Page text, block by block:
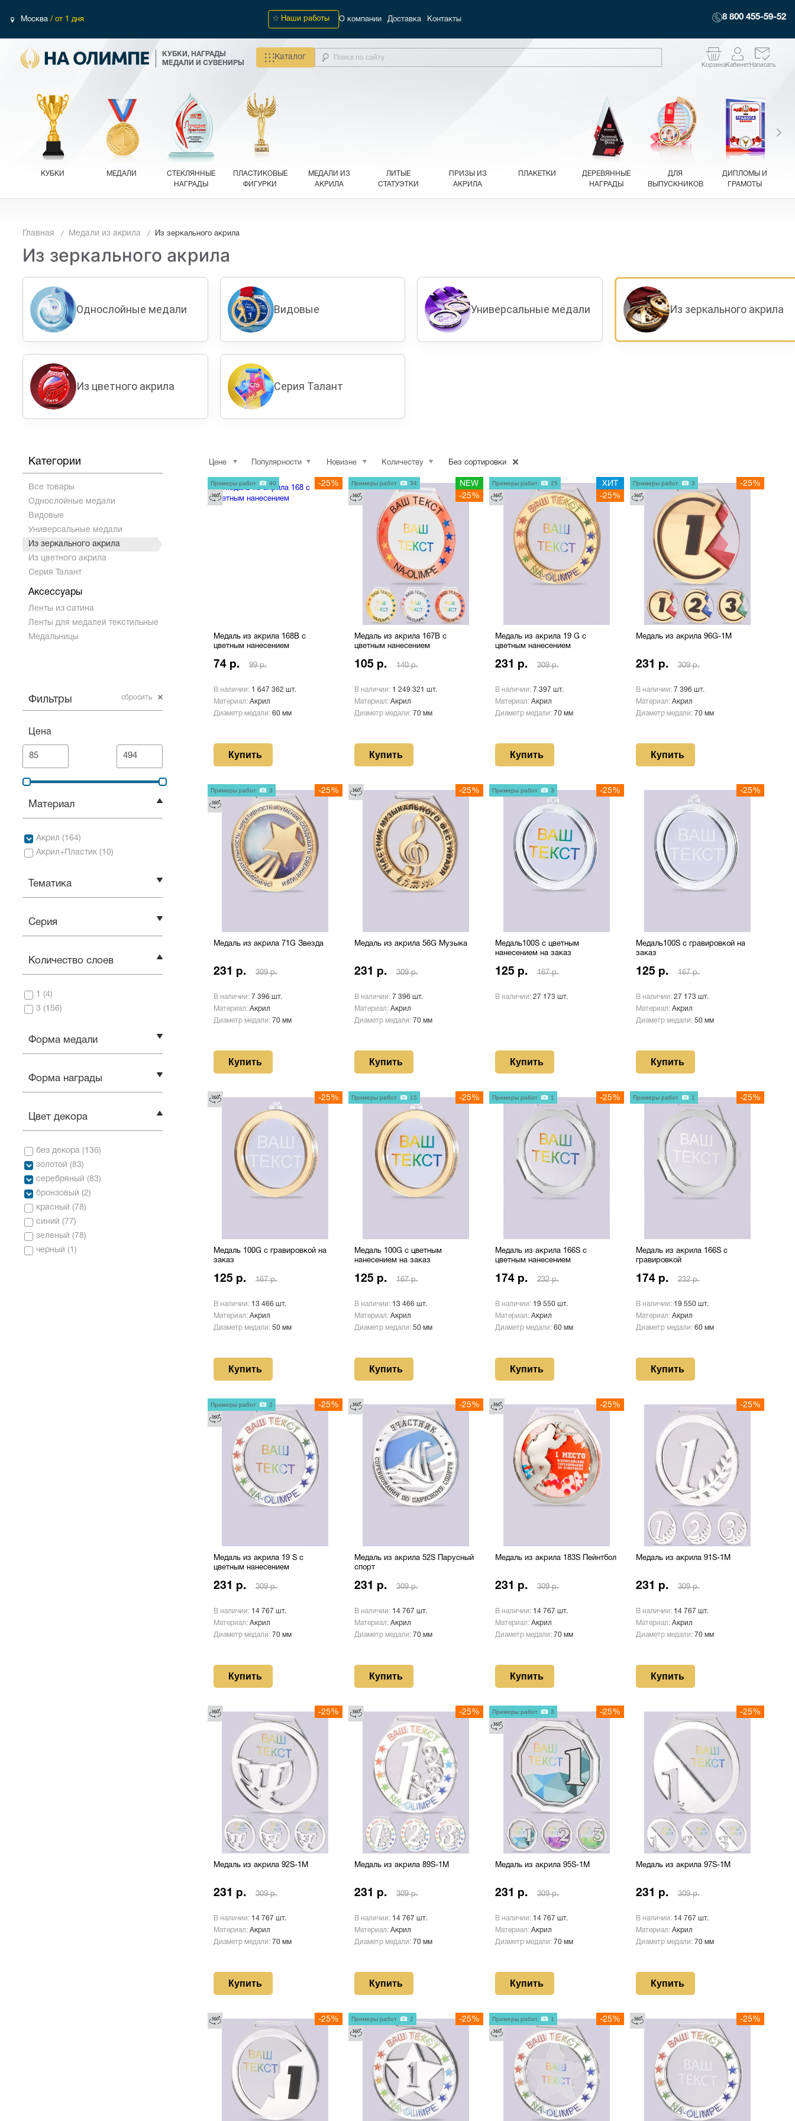
Москва / от 1 дня Наши работы О компании Доставка Контакты 8 800 455-59-52
КУБКИ, НАГРАДЫ
МЕДАЛИ И СУВЕНИРЫ
Каталог
КорзинаКабинетНаписать
КУБКИ МЕДАЛИ
СТЕКЛЯННЫЕ
НАГРАДЫ
ПЛАСТИКОВЫЕ
ФИГУРКИ
МЕДАЛИ ИЗ
АКРИЛА
ЛИТЫЕ
СТАТУЭТКИ
ПРИЗЫ ИЗ
АКРИЛА
ПЛАКЕТКИ
ДЕРЕВЯННЫЕ
НАГРАДЫ
ДЛЯ
ВЫПУСКНИКОВ
ДИПЛОМЫ И
ГРАМОТЫ
Главная Медали из акрила Из зеркального акрила
Из зеркального акрила
Однослойные медали Видовые Универсальные медали Из зеркального акрила
Из цветного акрила Серия Талант
Категории
Все товары
Однослойные медали
Видовые
Универсальные медали
Из зеркального акрила
Из цветного акрила
Серия Талант
Аксессуары
Ленты из сатина
Ленты для медалей текстильные
Медальницы
Фильтры сбросить
Цена
Материал
Акрил (164)
Акрил+Пластик (10)
Тематика
Серия
Количество слоев
1 (4)
3 (156)
Форма медали
Форма награды
Цвет декора
без декора (136)
золотой (83)
серебряный (83)
бронзовый (2)
красный ( 78)
синий ( 77)
зеленый ( 78)
черный (1 )
Цене Популярности Новизне Количеству Без сортировки
Медаль из акрила 168B с
цветным нанесением
74 р. 99 р.
В наличии: 1 647 362 шт.
Материал: Акрил
Диаметр медали: 60 мм
Купить
-25%
Примеры работ 40
Медаль из акрила 167B с
цветным нанесением
105 р. 140 р.
В наличии: 1 249 321 шт.
Материал: Акрил
Диаметр медали: 70 мм
Купить
NEW
-25%
Примеры работ 34
Медаль из акрила 19 G с
цветным нанесением
231 р. 309 р.
В наличии: 7 397 шт.
Материал: Акрил
Диаметр медали: 70 мм
Купить
ХИТ
-25%
Примеры работ 25
Медаль из акрила 96G-1M
231 р. 309 р.
В наличии: 7 396 шт.
Материал: Акрил
Диаметр медали: 70 мм
Купить
-25%
Примеры работ 3
Медаль из акрила 71G Звезда
231 р. 309 р.
В наличии: 7 396 шт.
Материал: Акрил
Диаметр медали: 70 мм
Купить
-25%
Примеры работ 3
Медаль из акрила 56G Музыка
231 р. 309 р.
В наличии: 7 396 шт.
Материал: Акрил
Диаметр медали: 70 мм
Купить
-25%
Медаль100S с цветным
нанесением на заказ
125 р. 167 р.
В наличии: 27 173 шт.
Купить
-25%
Примеры работ 3
Медаль100S с гравировкой на
заказ
125 р. 167 р.
В наличии: 27 173 шт.
Материал: Акрил
Диаметр медали: 50 мм
Купить
-25%
Медаль 100G с гравировкой на
заказ
125 р. 167 р.
В наличии: 13 466 шт.
Материал: Акрил
Диаметр медали: 50 мм
Купить
-25%
Медаль 100G с цветным
нанесением на заказ
125 р. 167 р.
В наличии: 13 466 шт.
Материал: Акрил
Диаметр медали: 50 мм
Купить
-25%
Примеры работ 15
Медаль из акрила 166S с
цветным нанесением
174 р. 232 р.
В наличии: 19 550 шт.
Материал: Акрил
Диаметр медали: 60 мм
Купить
-25%
Примеры работ 1
Медаль из акрила 166S с
гравировкой
174 р. 232 р.
В наличии: 19 550 шт.
Материал: Акрил
Диаметр медали: 60 мм
Купить
-25%
Примеры работ 1
Медаль из акрила 19 S с
цветным нанесением
231 р. 309 р.
В наличии: 14 767 шт.
Материал: Акрил
Диаметр медали: 70 мм
Купить
-25%
Примеры работ 2
Медаль из акрила 52S Парусный
спорт
231 р. 309 р.
В наличии: 14 767 шт.
Материал: Акрил
Диаметр медали: 70 мм
Купить
-25%
Медаль из акрила 183S Пейнтбол
231 р. 309 р.
В наличии: 14 767 шт.
Материал: Акрил
Диаметр медали: 70 мм
Купить
-25%
Медаль из акрила 91S-1M
231 р. 309 р.
В наличии: 14 767 шт.
Материал: Акрил
Диаметр медали: 70 мм
Купить
-25%
Медаль из акрила 92S-1M
231 р. 309 р.
В наличии: 14 767 шт.
Материал: Акрил
Диаметр медали: 70 мм
Купить
-25%
Медаль из акрила 89S-1M
231 р. 309 р.
В наличии: 14 767 шт.
Материал: Акрил
Диаметр медали: 70 мм
Купить
-25%
Медаль из акрила 95S-1M
231 р. 309 р.
В наличии: 14 767 шт.
Материал: Акрил
Диаметр медали: 70 мм
Купить
-25%
Примеры работ 3
Медаль из акрила 97S-1M
231 р. 309 р.
В наличии: 14 767 шт.
Материал: Акрил
Диаметр медали: 70 мм
Купить
-25%
-25% -25%
Примеры работ 2 -25%
Примеры работ 1 -25%